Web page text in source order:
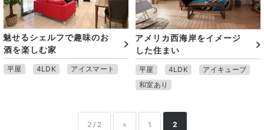
魅せるシェルフで趣味のお
酒を楽しむ家
平屋 4LDK アイスマート
アメリカ西海岸をイメージ
した住まい
平屋 4LDK
アイキューブ
和室あり
2 / 2 « 1 2